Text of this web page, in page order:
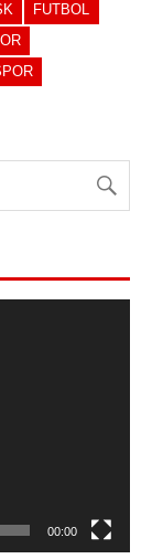
FUTBOL
00:00